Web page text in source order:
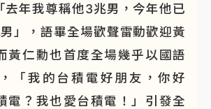
去年我尊稱他3兆男，今年他已
」，語畢全場歡聲雷動歡迎黃
黃仁勳也首度全場幾乎以國語
「我的台積電好朋友，你好
電？我也愛台積電！」引發全